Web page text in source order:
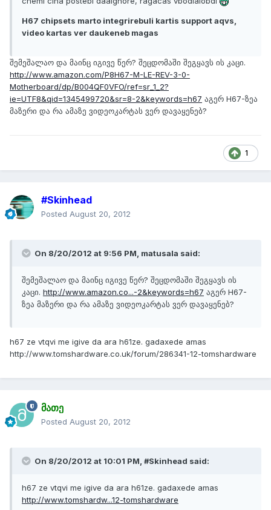
H67 chipsets marto integrirebuli kartis support aqvs,
video kartas ver daukeneb magas
შემეშალაო და მაინც იგივე წერ? შეცდომაში შეგყავს ის კაცი.
http://www.amazon.com/P8H67-M-LE-REV-3-0-
Motherboard/dp/B004QF0VFO/ref=sr_1_2?
ie=UTF8&qid=1345499720&sr=8-2&keywords=h67 აგერ H67-ზეა
მაზერი და რა ამაზე ვიდეოკარტას ვერ დავაყენებ?
1
#Skinhead
Posted August 20, 2012
On 8/20/2012 at 9:56 PM, matusala said:
შემეშალაო და მაინც იგივე წერ? შეცდომაში შეგყავს ის
კაცი. http://www.amazon.co...-2&keywords=h67 აგერ H67-
ზეა მაზერი და რა ამაზე ვიდეოკარტას ვერ დავაყენებ?
h67 ze vtqvi me igive da ara h61ze. gadaxede amas
http://www.tomshardware.co.uk/forum/286341-12-tomshardware
მათე
Posted August 20, 2012
On 8/20/2012 at 10:01 PM, #Skinhead said:
h67 ze vtqvi me igive da ara h61ze. gadaxede amas
http://www.tomshardw...12-tomshardware